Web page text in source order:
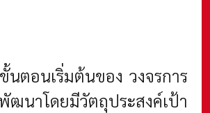
ตอนเริ่มต้นของ วงจรการ
นาโดยมีวัตถุประสงค์เป้า